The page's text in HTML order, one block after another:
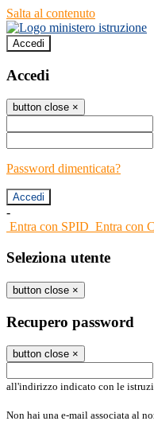
Salta al contenuto
Accedi
Accedi
button close ×
Password dimenticata?
-
Entra con SPID Entra con
Seleziona utente
button close ×
Recupero password
button close ×
all'indirizzo indicato con le
Non hai una e-mail associata al